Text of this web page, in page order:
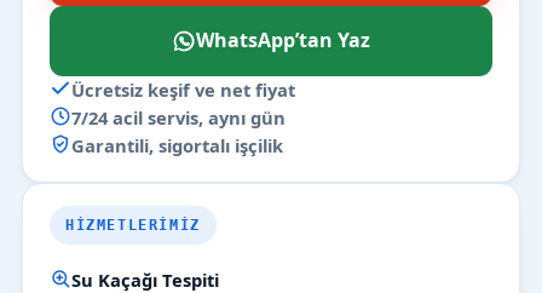
WhatsApp’tan Yaz
Ücretsiz keşif ve net fiyat
7/24 acil servis, aynı gün
Garantili, sigortalı işçilik
HIZMETLERIMIZ
Su Kaçağı Tespiti